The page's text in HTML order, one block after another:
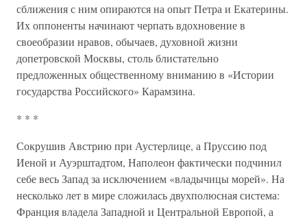
сближения с ним опираются на опыт Петра и Екатерины.
Их оппоненты начинают черпать вдохновение в
своеобразии нравов, обычаев, духовной жизни
допетровской Москвы, столь блистательно
предложенных общественному вниманию в «Истории
государства Российского» Карамзина.
* * *
Сокрушив Австрию при Аустерлице, а Пруссию под
Иеной и Ауэрштадтом, Наполеон фактически подчинил
себе весь Запад за исключением «владычицы морей». На
несколько лет в мире сложилась двухполюсная система:
Франция владела Западной и Центральной Европой, а